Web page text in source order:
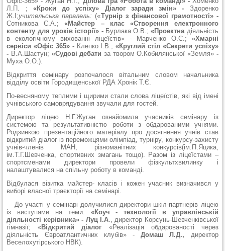
Л.П. ; «Кроки до успіху» Діалог заради змін» - Здоренко
Ж.І;учительська паралель: («Турнір з фінансової грамотності» -
Сотникова С.А.; «Майстер – клас «Створення електронного
контенту для уроків історії» - Бурлака О.В.; «Проектна діяльність
в екологічному вихованні ліцеїстів» - Марченко О.Є.; «Хмарні
сервіси «Офіс 365» - Клепко І.В.; «Круглий стіл «Секрети успіху»
- В.А.Шастун; «Судові дебати за твором О.Кобилянської «Земля» -
Муха О.О.).
Відкриття семінару розпочалося вітальним словом начальника
відділу освіти Городищенської РДА Хронік Т.Є.
По-весняному теплими і щирими стали слова ліцеїстів, які від імені
учнівського самоврядування звучали для гостей.
Директор ліцею Н.Г.Жуган ознайомила учасників семінару із
системою та результативністю роботи з обдарованими учнями.
Родзинкою презентаційного матеріалу про досягнення учнів став
відкритий діалог із переможцями олімпіад, турніру, конкурсу-захисту
учнів-членів МАН, різноманітних конкурсів(ім.П.Яцика,
ім.Т.Г.Шевченка, спортивних змагань тощо). Разом із ліцеїстами –
спортсменами директори провели фізкультхвилинку і
налаштувалися на спільну роботу в команді.
Відбулася візитка майстер- класів і кожен учасник визначився у
виборі власної траєкторії на семінарі.
До участі у семінарі долучилися директори шкіл-партнерів ліцею
із виступами на теми: «Коуч - технології в управлінській
діяльності керівника» - Луц І.А., директор Корсунь-Шевченківської
гімназії; «Відкритий діалог «Реалізація обдарованості через
діяльність Євроатлантичних клубів» -Домаш Л.Д., директор
Веселохутірського НВК).